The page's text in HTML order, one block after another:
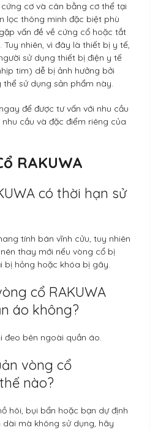
cơ và cân bằng cơ thể tại
lọc thông minh đặc biệt phù
vấn đề về cứng cổ hoặc tắt
Tuy nhiên, vì đây là thiết bị y tế,
sử dụng thiết bị điện y tế
tim) dễ bị ảnh hưởng bởi
thể sử dụng sản phẩm này.
để được tư vấn với nhu cầu
cầu và đặc điểm riêng của
RAKUWA
có thời hạn sử
tính bán vĩnh cửu, tuy nhiên
thay mới nếu vòng cổ bị
bị hỏng hoặc khóa bị gãy.
cổ RAKUWA
áo không?
đeo bên ngoài quần áo.
vòng cổ
nào?
hôi, bụi bẩn hoặc bạn dự định
mà không sử dụng, hãy